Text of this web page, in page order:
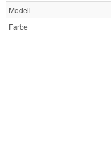
Modell
Farbe